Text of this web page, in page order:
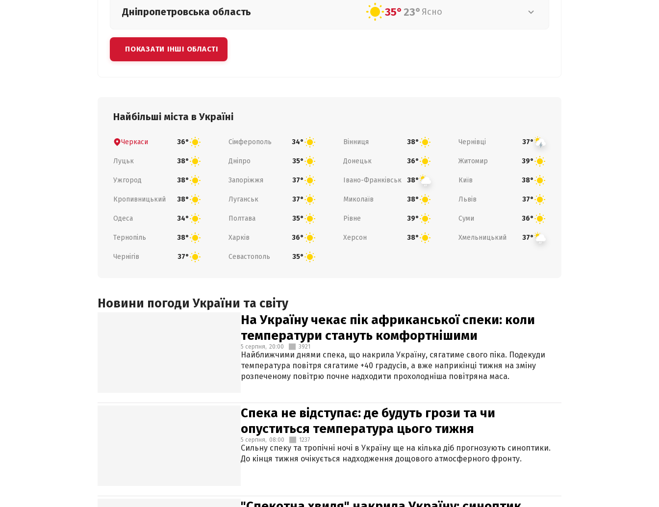
Дніпропетровська область 35°23° Ясно
ПОКАЗАТИ ІНШІ ОБЛАСТІ
Найбільші міста в Україні
Черкаси 36° Сімферополь 34° Вінниця 38° Чернівці 37°
Луцьк 38° Дніпро 35° Донецьк 36° Житомир 39°
Ужгород 38° Запоріжжя 37° Івано-Франківськ 38° Київ 38°
Кропивницький 38° Луганськ 37° Миколаїв 38° Львів 37°
Одеса 34° Полтава 35° Рівне 39° Суми 36°
Тернопіль 38° Харків 36° Херсон 38° Хмельницький 37°
Чернігів 37° Севастополь 35°
Новини погоди України та світу
На Україну чекає пік африканської спеки: коли
температури стануть комфортнішими
5 серпня, 20:00 3921
Найближчими днями спека, що накрила Україну, сягатиме свого піка. Подекуди
температура повітря сягатиме +40 градусів, а вже наприкінці тижня на зміну
розпеченому повітрю почне надходити прохолодніша повітряна маса.
Спека не відступає: де будуть грози та чи
опуститься температура цього тижня
5 серпня, 08:00 1237
Сильну спеку та тропічні ночі в Україну ще на кілька діб прогнозують синоптики.
До кінця тижня очікується надходження дощового атмосферного фронту.